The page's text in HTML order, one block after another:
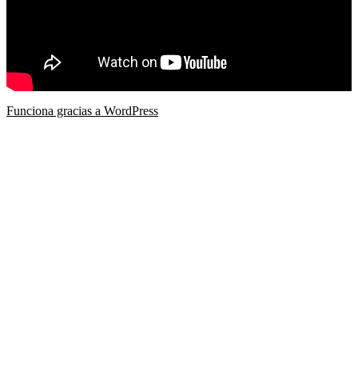
Funciona gracias a WordPress